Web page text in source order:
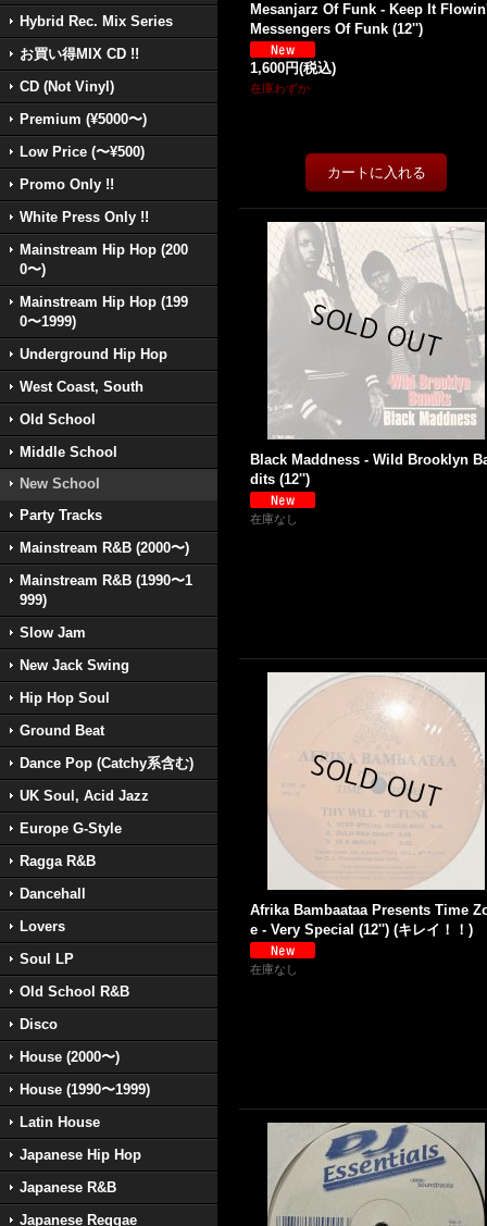
Hybrid Rec. Mix Series
お買い得MIX CD !!
CD (Not Vinyl)
Premium (¥5000〜)
Low Price (〜¥500)
Promo Only !!
White Press Only !!
Mainstream Hip Hop (200
0〜)
Mainstream Hip Hop (199
0〜1999)
Underground Hip Hop
West Coast, South
Old School
Middle School
New School
Party Tracks
Mainstream R&B (2000〜)
Mainstream R&B (1990〜1
999)
Slow Jam
New Jack Swing
Hip Hop Soul
Ground Beat
Dance Pop (Catchy系含む)
UK Soul, Acid Jazz
Europe G-Style
Ragga R&B
Dancehall
Lovers
Soul LP
Old School R&B
Disco
House (2000〜)
House (1990〜1999)
Latin House
Japanese Hip Hop
Japanese R&B
Japanese Reggae
Mesanjarz Of Funk - Keep It
Messengers Of Funk (12'')
1,600円(税込)
在庫わずか
Black Maddness - Wild Brooklyn
dits (12'')
在庫なし
Afrika Bambaataa Presents Time
e - Very Special (12'') (キレイ！！)
在庫なし